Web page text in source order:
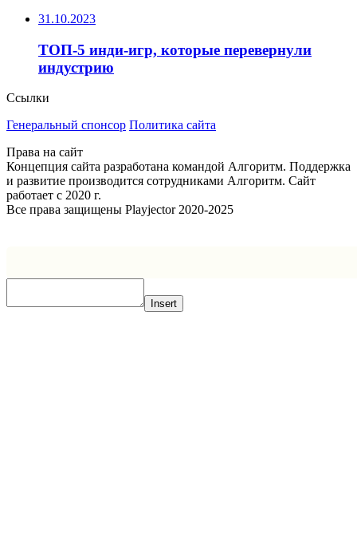
31.10.2023
ТОП-5 инди-игр, которые перевернули
индустрию
Ссылки
Генеральный спонсор Политика сайта
Права на сайт
Концепция сайта разработана командой Алгоритм. Поддержка
и развитие производится сотрудниками Алгоритм. Сайт
работает с 2020 г.
Все права защищены Playjector 2020-2025
Insert